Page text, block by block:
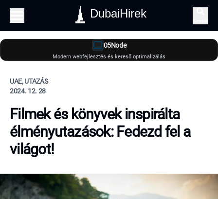
DubaiHirek
05Node
Modern webfejlesztés és kereső optimalizálás
UAE, UTAZÁS
2024. 12. 28
Filmek és könyvek inspirálta
élményutazások: Fedezd fel a
világot!